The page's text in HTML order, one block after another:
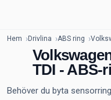
Hem Drivlina ABS ring
TDI - ABS-
Behöver du byta